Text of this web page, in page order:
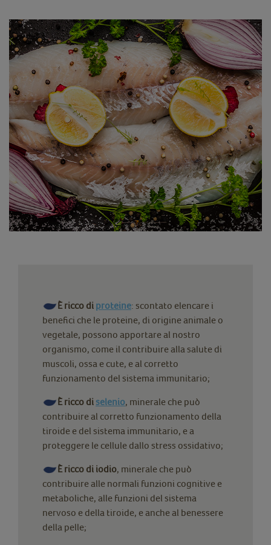
È ricco di proteine: scontato elencare i
benefici che le proteine, di origine animale o
vegetale, possono apportare al nostro
organismo, come il contribuire alla salute di
muscoli, ossa e cute, e al corretto
funzionamento del sistema immunitario;
È ricco di selenio, minerale che può
contribuire al corretto funzionamento della
tiroide e del sistema immunitario, e a
proteggere le cellule dallo stress ossidativo;
È ricco di iodio, minerale che può
contribuire alle normali funzioni cognitive e
metaboliche, alle funzioni del sistema
nervoso e della tiroide, e anche al benessere
della pelle;